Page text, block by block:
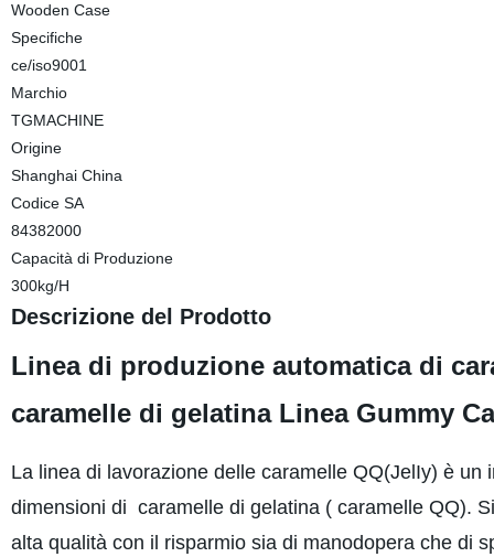
Wooden Case
Specifiche
ce/iso9001
Marchio
TGMACHINE
Origine
Shanghai China
Codice SA
84382000
Capacità di Produzione
300kg/H
Descrizione del Prodotto
Linea di produzione automatica di
caramelle di gelatina Linea Gummy
La linea di lavorazione delle caramelle QQ(JelIy) è
dimensioni di caramelle di gelatina ( caramelle QQ).
alta qualità con il risparmio sia di manodopera che di